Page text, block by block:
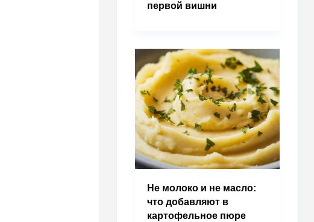
первой вишни
Не молоко и не масло:
что добавляют в
картофельное пюре